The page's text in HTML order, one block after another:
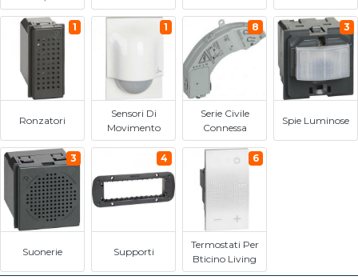
Ronzatori
1
Sensori Di
Movimento
1
Serie Civile
Connessa
8
Spie Luminose
3
Suonerie
3
Supporti
4
Termostati Per
Bticino Living
6